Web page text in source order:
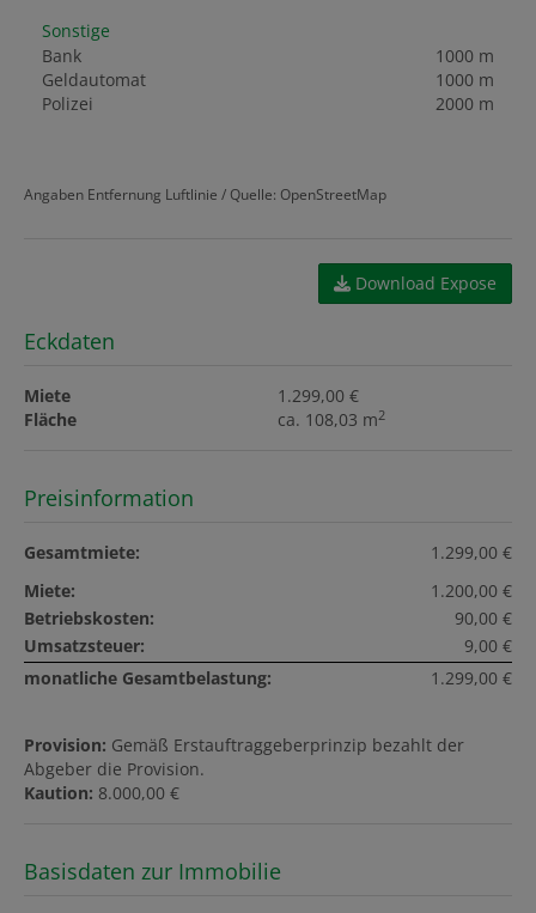
Sonstige
Bank
1000 m
Geldautomat
1000 m
Polizei
2000 m
Angaben Entfernung Luftlinie / Quelle: OpenStreetMap
Download Expose
Eckdaten
Miete
1.299,00 €
Fläche
ca. 108,03 m2
Preisinformation
Gesamtmiete:
1.299,00 €
Miete:
1.200,00 €
Betriebskosten:
90,00 €
Umsatzsteuer:
9,00 €
monatliche Gesamtbelastung:
1.299,00 €
Provision: Gemäß Erstauftraggeberprinzip bezahlt der
Abgeber die Provision.
Kaution: 8.000,00 €
Basisdaten zur Immobilie